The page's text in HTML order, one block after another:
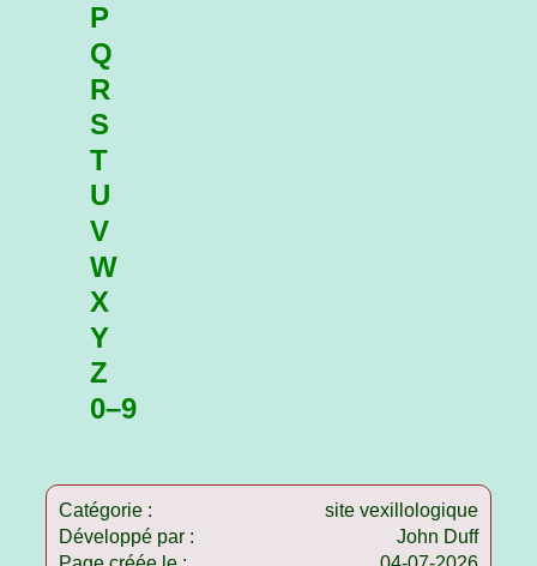
P
Q
R
S
T
U
V
W
X
Y
Z
0–9
Catégorie :
site vexillologique
Développé par :
John Duff